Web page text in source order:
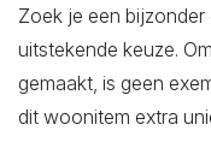
Zoek je een
uitstekende keuze.
gemaakt, is geen
dit woonitem extra